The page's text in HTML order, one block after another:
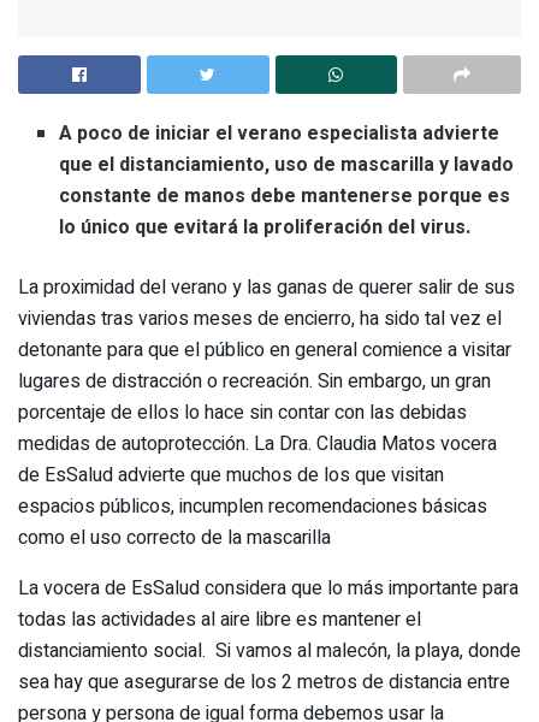
A poco de iniciar el verano especialista advierte
que el distanciamiento, uso de mascarilla y lavado
constante de manos debe mantenerse porque es
lo único que evitará la proliferación del virus.
La proximidad del verano y las ganas de querer salir de sus
viviendas tras varios meses de encierro, ha sido tal vez el
detonante para que el público en general comience a visitar
lugares de distracción o recreación. Sin embargo, un gran
porcentaje de ellos lo hace sin contar con las debidas
medidas de autoprotección. La Dra. Claudia Matos vocera
de EsSalud advierte que muchos de los que visitan
espacios públicos, incumplen recomendaciones básicas
como el uso correcto de la mascarilla
La vocera de EsSalud considera que lo más importante para
todas las actividades al aire libre es mantener el
distanciamiento social. Si vamos al malecón, la playa, donde
sea hay que asegurarse de los 2 metros de distancia entre
persona y persona de igual forma debemos usar la